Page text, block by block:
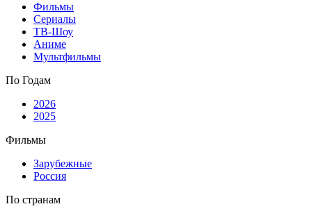
Фильмы
Сериалы
ТВ-Шоу
Аниме
Мультфильмы
По Годам
2026
2025
Фильмы
Зарубежные
Россия
По странам